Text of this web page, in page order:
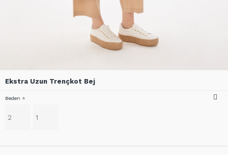
Ekstra Uzun Trençkot Bej
Beden
2 1